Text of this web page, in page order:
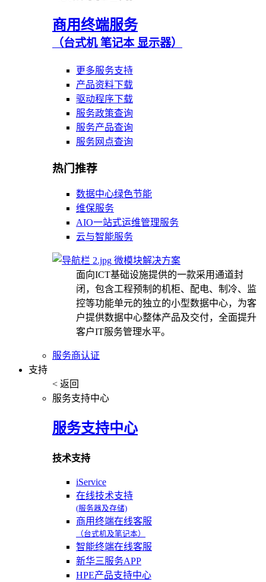
商用终端服务
（台式机 笔记本 显示器）
更多服务支持
产品资料下载
驱动程序下载
服务政策查询
服务产品查询
服务网点查询
热门推荐
数据中心绿色节能
维保服务
AIO一站式运维管理服务
云与智能服务
微模块解决方案
面向ICT基础设施提供的一款采用通道封
闭，包含工程预制的机柜、配电、制冷、监
控等功能单元的独立的小型数据中心，为客
户提供数据中心整体产品及交付，全面提升
客户IT服务管理水平。
服务商认证
支持
< 返回
服务支持中心
服务支持中心
技术支持
iService
在线技术支持
(服务器及存储)
商用终端在线客服
（台式机及笔记本）
智能终端在线客服
新华三服务APP
HPE产品支持中心